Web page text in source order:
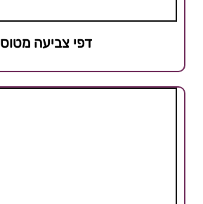
דפי צביעה מטוס